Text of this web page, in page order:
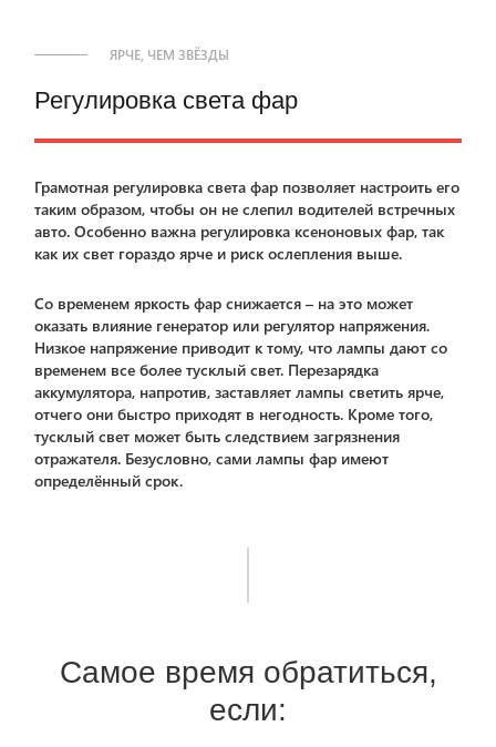
ЯРЧЕ, ЧЕМ ЗВЁЗДЫ
Регулировка света фар
Грамотная регулировка света фар позволяет настроить его
таким образом, чтобы он не слепил водителей встречных
авто. Особенно важна регулировка ксеноновых фар, так
как их свет гораздо ярче и риск ослепления выше.
Со временем яркость фар снижается – на это может
оказать влияние генератор или регулятор напряжения.
Низкое напряжение приводит к тому, что лампы дают со
временем все более тусклый свет. Перезарядка
аккумулятора, напротив, заставляет лампы светить ярче,
отчего они быстро приходят в негодность. Кроме того,
тусклый свет может быть следствием загрязнения
отражателя. Безусловно, сами лампы фар имеют
определённый срок.
Самое время обратиться,
если: